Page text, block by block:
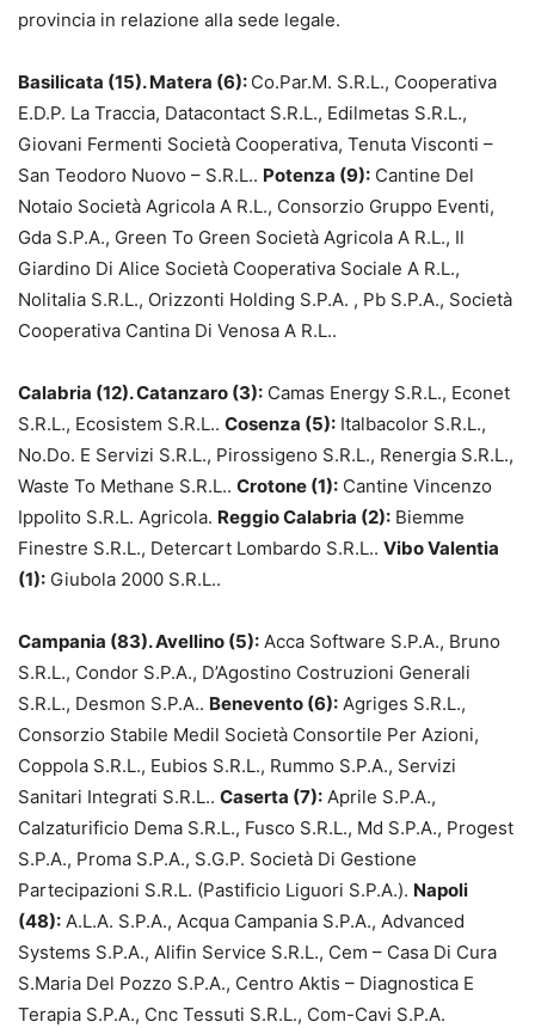
provincia in relazione alla sede legale.
Basilicata (15). Matera (6): Co.Par.M. S.R.L., Cooperativa
E.D.P. La Traccia, Datacontact S.R.L., Edilmetas S.R.L.,
Giovani Fermenti Società Cooperativa, Tenuta Visconti –
San Teodoro Nuovo – S.R.L.. Potenza (9): Cantine Del
Notaio Società Agricola A R.L., Consorzio Gruppo Eventi,
Gda S.P.A., Green To Green Società Agricola A R.L., Il
Giardino Di Alice Società Cooperativa Sociale A R.L.,
Nolitalia S.R.L., Orizzonti Holding S.P.A. , Pb S.P.A., Società
Cooperativa Cantina Di Venosa A R.L..
Calabria (12). Catanzaro (3): Camas Energy S.R.L., Econet
S.R.L., Ecosistem S.R.L.. Cosenza (5): Italbacolor S.R.L.,
No.Do. E Servizi S.R.L., Pirossigeno S.R.L., Renergia S.R.L.,
Waste To Methane S.R.L.. Crotone (1): Cantine Vincenzo
Ippolito S.R.L. Agricola. Reggio Calabria (2): Biemme
Finestre S.R.L., Detercart Lombardo S.R.L.. Vibo Valentia
(1): Giubola 2000 S.R.L..
Campania (83). Avellino (5): Acca Software S.P.A., Bruno
S.R.L., Condor S.P.A., D’Agostino Costruzioni Generali
S.R.L., Desmon S.P.A.. Benevento (6): Agriges S.R.L.,
Consorzio Stabile Medil Società Consortile Per Azioni,
Coppola S.R.L., Eubios S.R.L., Rummo S.P.A., Servizi
Sanitari Integrati S.R.L.. Caserta (7): Aprile S.P.A.,
Calzaturificio Dema S.R.L., Fusco S.R.L., Md S.P.A., Progest
S.P.A., Proma S.P.A., S.G.P. Società Di Gestione
Partecipazioni S.R.L. (Pastificio Liguori S.P.A.). Napoli
(48): A.L.A. S.P.A., Acqua Campania S.P.A., Advanced
Systems S.P.A., Alifin Service S.R.L., Cem – Casa Di Cura
S.Maria Del Pozzo S.P.A., Centro Aktis – Diagnostica E
Terapia S.P.A., Cnc Tessuti S.R.L., Com-Cavi S.P.A.